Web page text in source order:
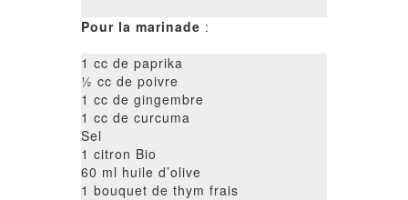
Pour la marinade :
1 cc de paprika
1⁄2 cc de poivre
1 cc de gingembre
1 cc de curcuma
Sel
1 citron Bio
60 ml huile d’olive
1 bouquet de thym frais